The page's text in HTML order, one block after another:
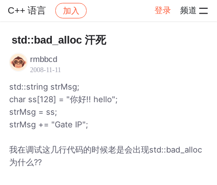
C++ 语言 加入 登录 频道
社区 C++ 语言 帖子详情
std::bad_alloc 汗死
rmbbcd
2008-11-11
std::string strMsg;
char ss[128] = "你好!! hello";
strMsg = ss;
strMsg += "Gate IP";
我在调试这几行代码的时候老是会出现std::bad_alloc
为什么??